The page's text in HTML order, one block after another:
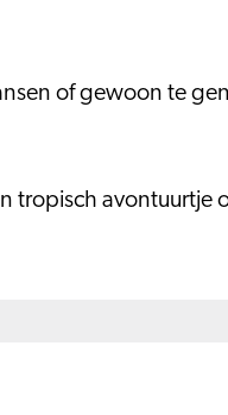
of gewoon te
tropisch avontuurtje